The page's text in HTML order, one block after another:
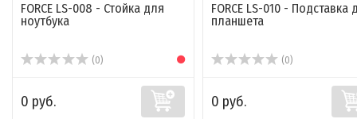
FORCE LS-008 - Стойка для
ноутбука
(0)
0 руб.
FORCE LS-010 - Подставка
планшета
(0)
0 руб.